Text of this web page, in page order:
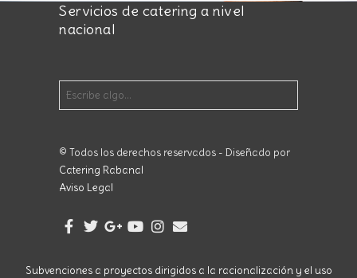
Servicios de catering a nivel
nacional
© Todos los derechos reservados - Diseñado por
Catering Rabanal
Aviso Legal
Subvenciones a proyectos dirigidos a la racionalización y el uso